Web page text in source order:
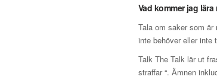
Vad kommer jag lära
Tala om saker som
inte behöver eller inte
Talk The Talk lär ut
straffar “. Ämnen